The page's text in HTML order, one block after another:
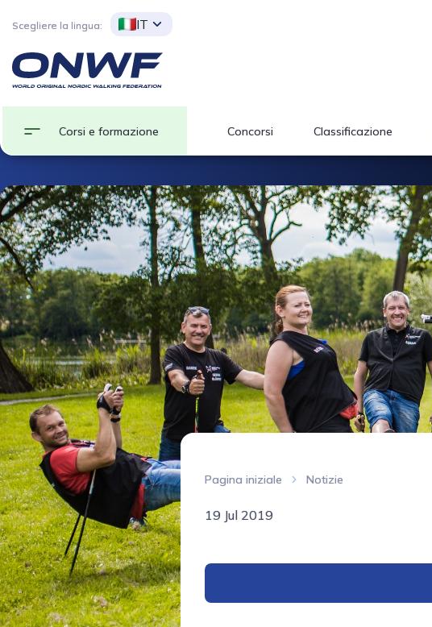
Scegliere la lingua: IT
Corsi e formazione Concorsi Classificazione
Pagina iniziale Notizie
19 Jul 2019